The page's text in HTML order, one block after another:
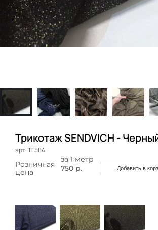
Трикотаж SENDVICH -
арт. ТГ584
за 1 метр
Розничная
цена
750 р. Добавить в